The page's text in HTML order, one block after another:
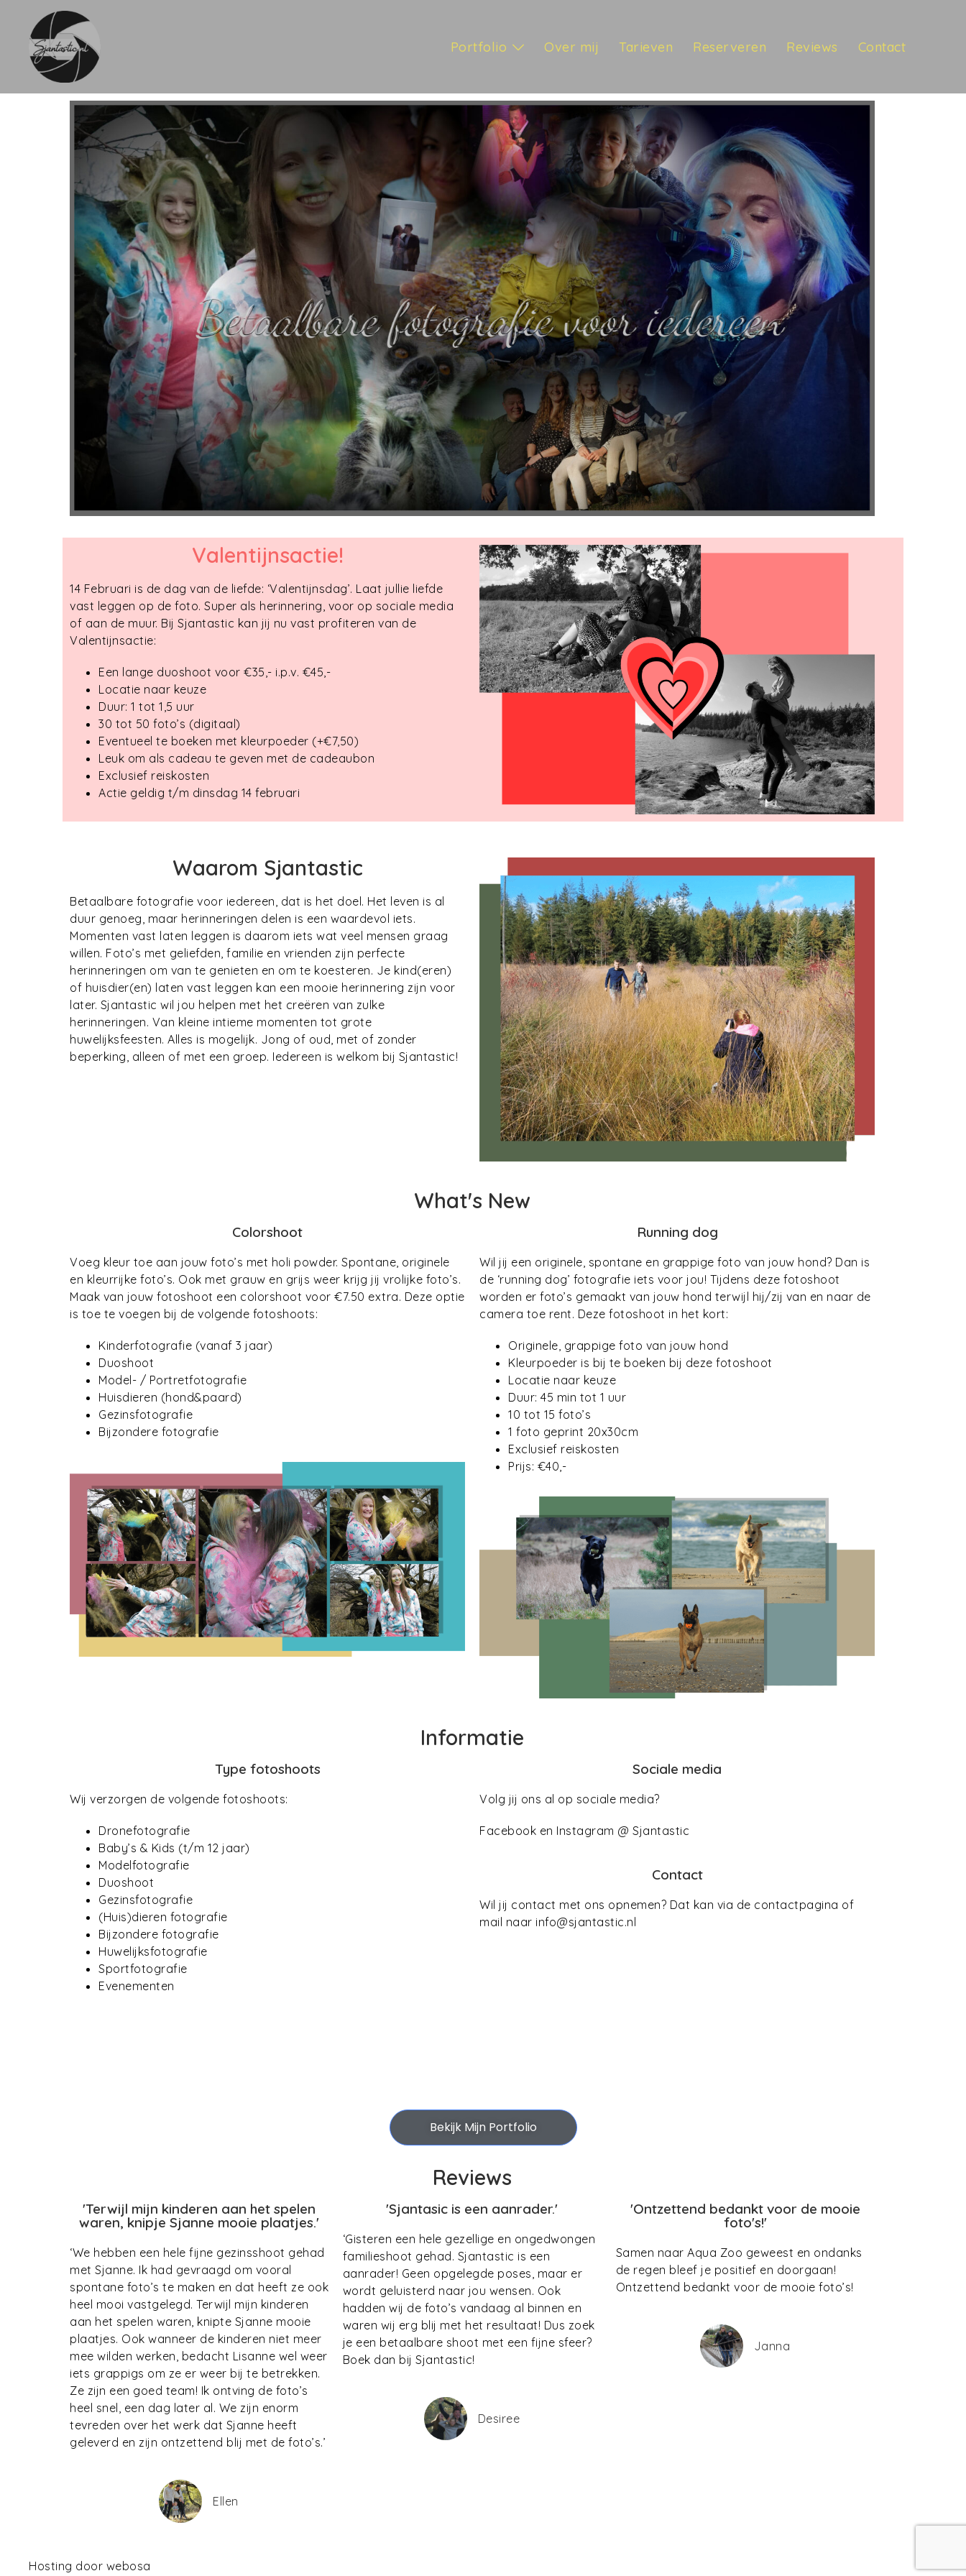
Portfolio Over mij Tarieven Reserveren Reviews Contact
Valentijnsactie!
14 Februari is de dag van de liefde: ‘Valentijnsdag’. Laat jullie liefde
vast leggen op de foto. Super als herinnering, voor op sociale media
of aan de muur. Bij Sjantastic kan jij nu vast profiteren van de
Valentijnsactie:
Een lange duoshoot voor €35,- i.p.v. €45,-
Locatie naar keuze
Duur: 1 tot 1,5 uur
30 tot 50 foto’s (digitaal)
Eventueel te boeken met kleurpoeder (+€7,50)
Leuk om als cadeau te geven met de cadeaubon
Exclusief reiskosten
Actie geldig t/m dinsdag 14 februari
Waarom Sjantastic
Betaalbare fotografie voor iedereen, dat is het doel. Het leven is al
duur genoeg, maar herinneringen delen is een waardevol iets.
Momenten vast laten leggen is daarom iets wat veel mensen graag
willen. Foto’s met geliefden, familie en vrienden zijn perfecte
herinneringen om van te genieten en om te koesteren. Je kind(eren)
of huisdier(en) laten vast leggen kan een mooie herinnering zijn voor
later. Sjantastic wil jou helpen met het creëren van zulke
herinneringen. Van kleine intieme momenten tot grote
huwelijksfeesten. Alles is mogelijk. Jong of oud, met of zonder
beperking, alleen of met een groep. Iedereen is welkom bij Sjantastic!
What's New
Colorshoot
Voeg kleur toe aan jouw foto’s met holi powder. Spontane, originele
en kleurrijke foto’s. Ook met grauw en grijs weer krijg jij vrolijke foto’s.
Maak van jouw fotoshoot een colorshoot voor €7.50 extra. Deze optie
is toe te voegen bij de volgende fotoshoots:
Kinderfotografie (vanaf 3 jaar)
Duoshoot
Model- / Portretfotografie
Huisdieren (hond&paard)
Gezinsfotografie
Bijzondere fotografie
Running dog
Wil jij een originele, spontane en grappige foto van jouw hond? Dan is
de ‘running dog’ fotografie iets voor jou! Tijdens deze fotoshoot
worden er foto’s gemaakt van jouw hond terwijl hij/zij van en naar de
camera toe rent. Deze fotoshoot in het kort:
Originele, grappige foto van jouw hond
Kleurpoeder is bij te boeken bij deze fotoshoot
Locatie naar keuze
Duur: 45 min tot 1 uur
10 tot 15 foto’s
1 foto geprint 20x30cm
Exclusief reiskosten
Prijs: €40,-
Informatie
Type fotoshoots
Wij verzorgen de volgende fotoshoots:
Dronefotografie
Baby’s & Kids (t/m 12 jaar)
Modelfotografie
Duoshoot
Gezinsfotografie
(Huis)dieren fotografie
Bijzondere fotografie
Huwelijksfotografie
Sportfotografie
Evenementen
Sociale media
Volg jij ons al op sociale media?
Facebook en Instagram @ Sjantastic
Contact
Wil jij contact met ons opnemen? Dat kan via de contactpagina of
mail naar info@sjantastic.nl
Bekijk Mijn Portfolio
Reviews
'Terwijl mijn kinderen aan het spelen
waren, knipje Sjanne mooie plaatjes.'
‘We hebben een hele fijne gezinsshoot gehad
met Sjanne. Ik had gevraagd om vooral
spontane foto’s te maken en dat heeft ze ook
heel mooi vastgelegd. Terwijl mijn kinderen
aan het spelen waren, knipte Sjanne mooie
plaatjes. Ook wanneer de kinderen niet meer
mee wilden werken, bedacht Lisanne wel weer
iets grappigs om ze er weer bij te betrekken.
Ze zijn een goed team! Ik ontving de foto’s
heel snel, een dag later al. We zijn enorm
tevreden over het werk dat Sjanne heeft
geleverd en zijn ontzettend blij met de foto’s.’
Ellen
'Sjantasic is een aanrader.'
‘Gisteren een hele gezellige en ongedwongen
familieshoot gehad. Sjantastic is een
aanrader! Geen opgelegde poses, maar er
wordt geluisterd naar jou wensen. Ook
hadden wij de foto’s vandaag al binnen en
waren wij erg blij met het resultaat! Dus zoek
je een betaalbare shoot met een fijne sfeer?
Boek dan bij Sjantastic!
Desiree
'Ontzettend bedankt voor de mooie
foto's!'
Samen naar Aqua Zoo geweest en ondanks
de regen bleef je positief en doorgaan!
Ontzettend bedankt voor de mooie foto’s!
Janna
Hosting door webosa